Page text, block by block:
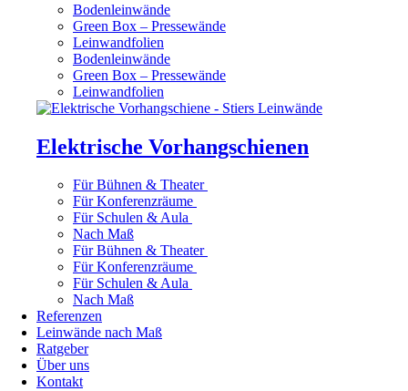
Bodenleinwände
Green Box – Pressewände
Leinwandfolien
Bodenleinwände
Green Box – Pressewände
Leinwandfolien
Elektrische Vorhangschienen
Für Bühnen & Theater
Für Konferenzräume
Für Schulen & Aula
Nach Maß
Für Bühnen & Theater
Für Konferenzräume
Für Schulen & Aula
Nach Maß
Referenzen
Leinwände nach Maß
Ratgeber
Über uns
Kontakt